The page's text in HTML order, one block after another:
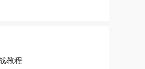
教程